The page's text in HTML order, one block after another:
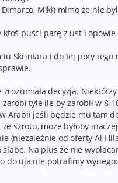
Miki) mimo że nie
puści parę z ust i opowie
Skriniara i do tej pory
decyzja.
tyle ile by zarobił w
Arabii jeśli będzie mu tam
ze szrotu, może byłoby
(niezależnie od oferty Al-
Na plus że nie
do uja nie potrafimy